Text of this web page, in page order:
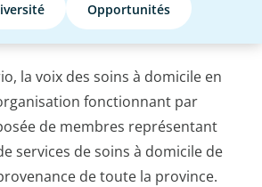
Opportunités
la voix des soins à domicile en
fonctionnant par
de membres représentant
services de soins à domicile de
de toute la province.